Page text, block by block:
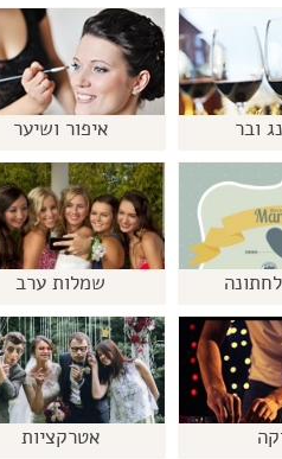
ובר איפור ושיער
שמלות ערב
אטרקציות